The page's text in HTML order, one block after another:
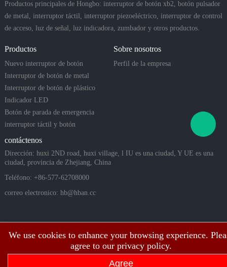
We use cookies to enhance your browsing experience.
agree to our privacy policy.
Agree
le. Ofrecie
ndo tipos d
nillares có
mpermeabi
lidad IP67
y hasta 5
millones d
cánicos, lo
que los hac
e ideales p
s doméstic
os intelige
ntes, equip
os industri
Productos principales de Hongbo: interruptor de botón xb2, botón pulsador
de metal, interruptor táctil, interruptor piezoeléctrico, interruptor de control
de acceso, luz de señal, luz indicadora, zumbador y otros productos.
Productos
Nuevo interruptor de botón
Interruptor de botón de metal
Interruptor de botón de plástico
Indicador LED
Botón de parada de emergencia
interruptor táctil y botón
piezoeléctrico
Sobre nosotros
Perfil de la empresa
contáctenos
Dirección: huxi 2ND road, huxi village, l IU es una ciudad, Y UE es una
ciudad, provincia de Zhejiang, China
Teléfono: +86-577-62708000
correo electronico: hb@hban.cc